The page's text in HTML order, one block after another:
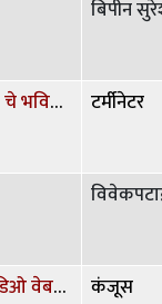
बिपीन
इस्रायल-पॅलेस्टाईन युद्ध आणि IMEC चे भवितव्य! टर्मीनेटर
गूगल ड्राइव'वरचे फोटो, ओडिओ, विडिओ वेबसाईटवर देणे. कंजूस